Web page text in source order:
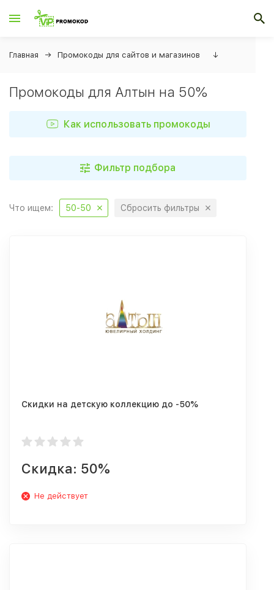
Главная Промокоды для сайтов и магазинов ↓
Промокоды для Алтын на 50%
Как использовать промокоды
Фильтр подбора
Что ищем: 50-50 Сбросить фильтры
Скидки на детскую коллекцию до -50%
Скидка: 50%
Не действует